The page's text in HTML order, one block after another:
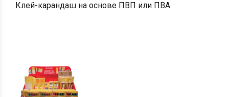
Клей-карандаш на основе ПВП или ПВА